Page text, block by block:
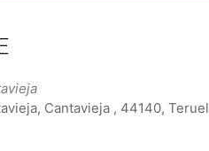
Cantavieja , 44140, Teruel